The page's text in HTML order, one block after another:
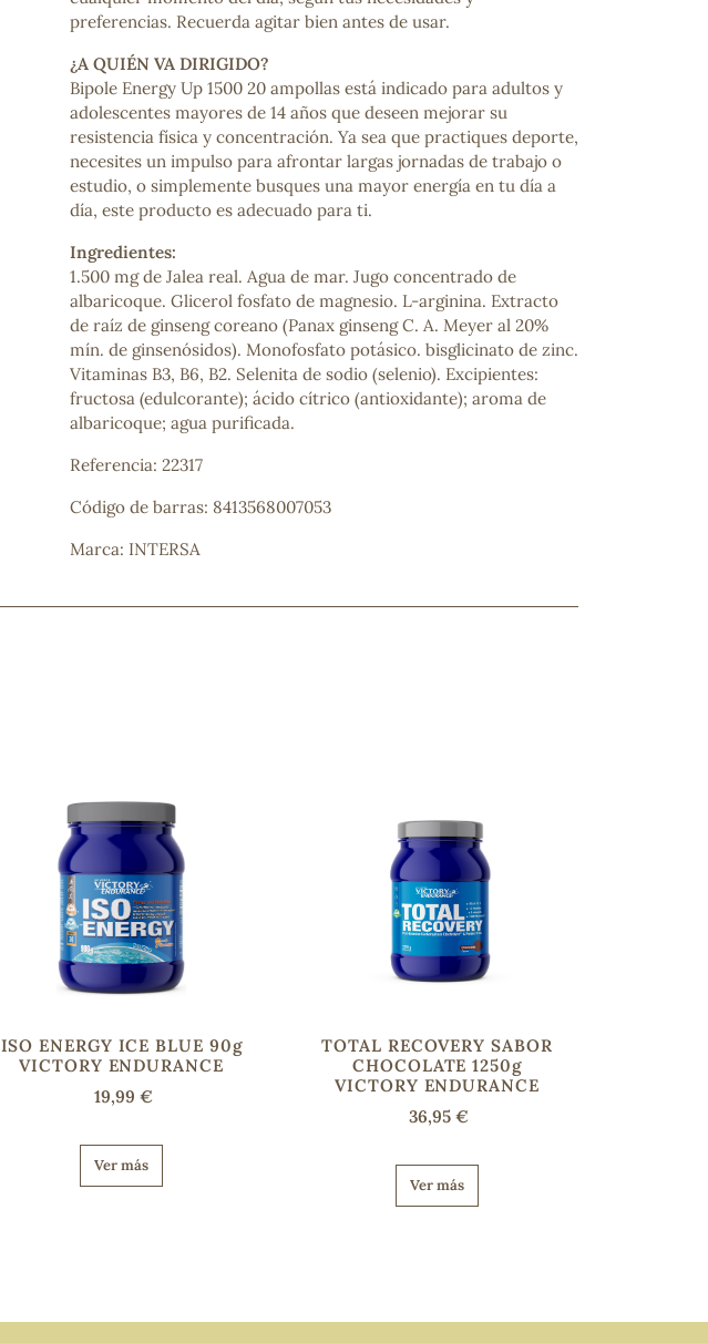
¿No encuentras tu producto?
contáctanosy lo encontraremos
preferencias. Recuerda agitar bien antes de usar.
¿A QUIÉN VA DIRIGIDO?
Bipole Energy Up 1500 20 ampollas está indicado para adultos y
adolescentes mayores de 14 años que deseen mejorar su
resistencia física y concentración. Ya sea que practiques deporte,
necesites un impulso para afrontar largas jornadas de trabajo o
estudio, o simplemente busques una mayor energía en tu día a
día, este producto es adecuado para ti.
Ingredientes:
1.500 mg de Jalea real. Agua de mar. Jugo concentrado de
albaricoque. Glicerol fosfato de magnesio. L-arginina. Extracto
de raíz de ginseng coreano (Panax ginseng C. A. Meyer al 20%
mín. de ginsenósidos). Monofosfato potásico. bisglicinato de zinc.
Vitaminas B3, B6, B2. Selenita de sodio (selenio). Excipientes:
fructosa (edulcorante); ácido cítrico (antioxidante); aroma de
albaricoque; agua purificada.
Referencia: 22317
Código de barras: 8413568007053
Marca: INTERSA
ISO ENERGY ICE BLUE 90g
VICTORY ENDURANCE
19,99 €
Ver más
TOTAL RECOVERY SABOR
CHOCOLATE 1250g
VICTORY ENDURANCE
36,95 €
Ver más